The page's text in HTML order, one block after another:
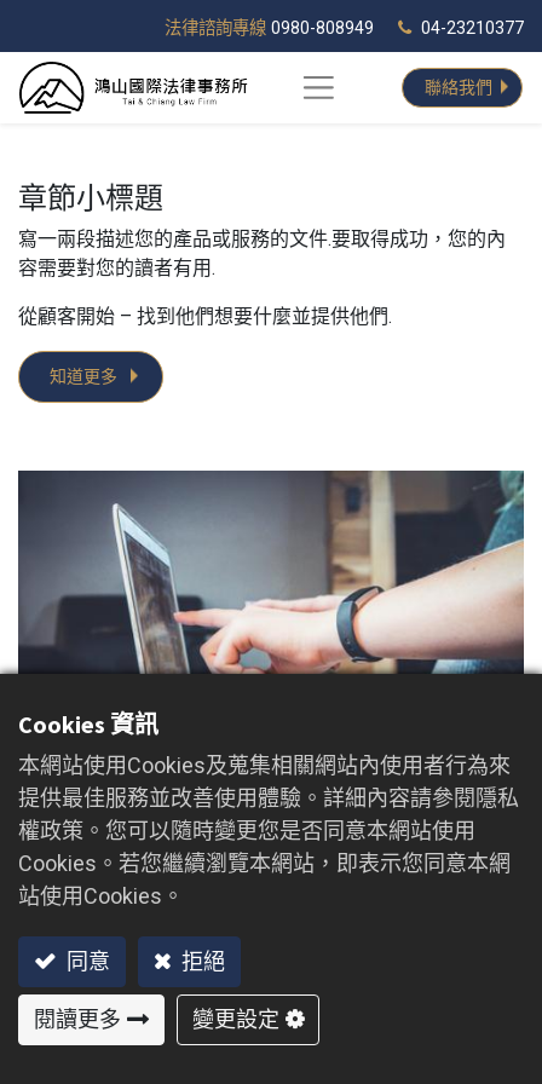
法律諮詢專線 0980-808949 04-23210377
聯絡我們
章節小標題
寫一兩段描述您的產品或服務的文件.要取得成功，您的內
容需要對您的讀者有用.
從顧客開始 – 找到他們想要什麼並提供他們.
知道更多
Cookies 資訊
本網站使用Cookies及蒐集相關網站內使用者行為來
提供最佳服務並改善使用體驗。詳細內容請參閱隱私
權政策。您可以隨時變更您是否同意本網站使用
Cookies。若您繼續瀏覽本網站，即表示您同意本網
站使用Cookies。
同意 拒絕
閱讀更多 變更設定